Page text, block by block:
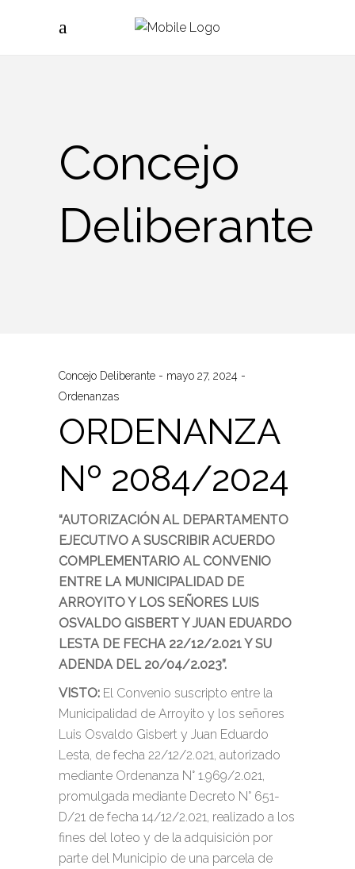
Concejo
Deliberante
Concejo Deliberante
mayo 27, 2024
Ordenanzas
ORDENANZA
Nº 2084/2024
“AUTORIZACIÓN AL DEPARTAMENTO
EJECUTIVO A SUSCRIBIR ACUERDO
COMPLEMENTARIO AL CONVENIO
ENTRE LA MUNICIPALIDAD DE
ARROYITO Y LOS SEÑORES LUIS
OSVALDO GISBERT Y JUAN EDUARDO
LESTA DE FECHA 22/12/2.021 Y SU
ADENDA DEL 20/04/2.023”.
VISTO: El Convenio suscripto entre la
Municipalidad de Arroyito y los señores
Luis Osvaldo Gisbert y Juan Eduardo
Lesta, de fecha 22/12/2.021, autorizado
mediante Ordenanza N° 1.969/2.021,
promulgada mediante Decreto N° 651-
D/21 de fecha 14/12/2.021, realizado a los
fines del loteo y de la adquisición por
parte del Municipio de una parcela de